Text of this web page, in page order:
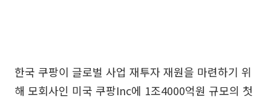
한국 쿠팡이 글로벌 사업 재투자 재원을 마련하기 위
해 모회사인 미국 쿠팡Inc에 1조4000억원 규모의 첫